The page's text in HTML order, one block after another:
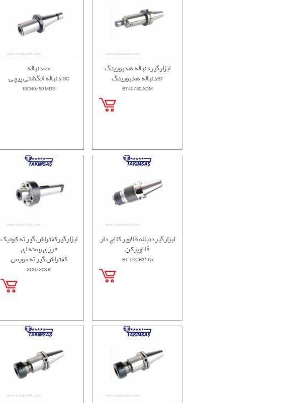
دنباله iso
دنباله انگشتی پیچیISO
ISO40/50 MDS
ابزارگیردنباله هدبورینگ
دنباله هدبورینگBT
BT40/50 ADM
ابزارگیرکفتراش گیر ته کونیک
فرزی و مته ای
کفتراش گیر ته مورس
XO6/X08 K
ابزارگیردنباله قلاویر کلاج دار
قلاویزکن
BT TKCB31 95